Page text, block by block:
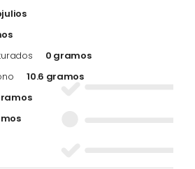
0 gramos
10.6 gramos